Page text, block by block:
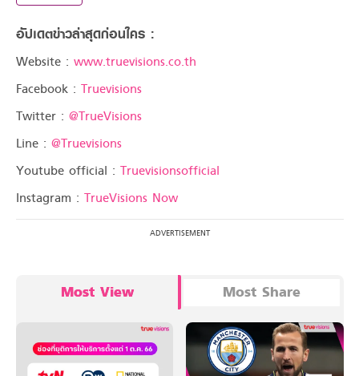
อัปเดตข่าวล่าสุดก่อนใคร :
Website : www.truevisions.co.th
Facebook : Truevisions
Twitter : @TrueVisions
Line : @Truevisions
Youtube official : Truevisionsofficial
Instagram : TrueVisions Now
Most View Most Share